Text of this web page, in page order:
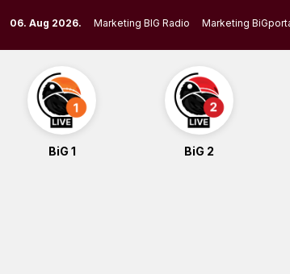
to
content
06. Aug 2026. Marketing BIG Radio Marketing
BiG 1 BiG 2